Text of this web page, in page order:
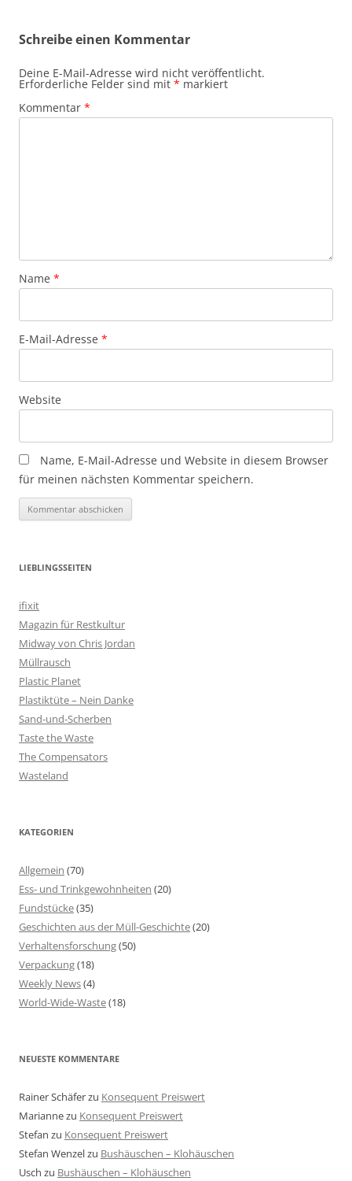
Schreibe einen Kommentar
Deine E-Mail-Adresse wird nicht veröffentlicht.
Erforderliche Felder sind mit * markiert
Kommentar *
Name *
E-Mail-Adresse *
Website
Name, E-Mail-Adresse und Website in diesem Browser
für meinen nächsten Kommentar speichern.
LIEBLINGSSEITEN
ifixit
Magazin für Restkultur
Midway von Chris Jordan
Müllrausch
Plastic Planet
Plastiktüte – Nein Danke
Sand-und-Scherben
Taste the Waste
The Compensators
Wasteland
KATEGORIEN
Allgemein (70)
Ess- und Trinkgewohnheiten (20)
Fundstücke(35)
Geschichten aus der Müll-Geschichte(20)
Verhaltensforschung(50)
Verpackung(18)
Weekly News(4)
World-Wide-Waste(18)
NEUESTE KOMMENTARE
Rainer Schäferzu Konsequent Preiswert
Mariannezu Konsequent Preiswert
Stefan zu Konsequent Preiswert
Stefan Wenzelzu Bushäuschen – Klohäuschen
Usch zu Bushäuschen – Klohäuschen